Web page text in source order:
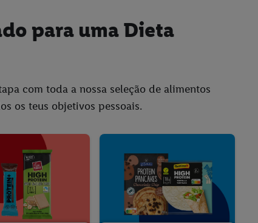
para uma Dieta
com toda a nossa seleção de alimentos
os teus objetivos pessoais.